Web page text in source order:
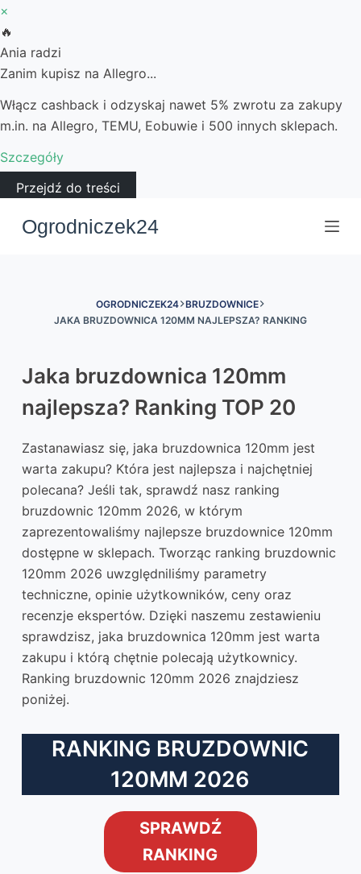
×
🔥
Ania radzi
Zanim kupisz na Allegro...
Włącz cashback i odzyskaj nawet 5% zwrotu za zakupy
m.in. na Allegro, TEMU, Eobuwie i 500 innych sklepach.
Szczegóły
Przejdź do treści
Ogrodniczek24
OGRODNICZEK24 BRUZDOWNICE
JAKA BRUZDOWNICA 120MM NAJLEPSZA? RANKING
Jaka bruzdownica 120mm
najlepsza? Ranking TOP 20
Zastanawiasz się, jaka bruzdownica 120mm jest
warta zakupu? Która jest najlepsza i najchętniej
polecana? Jeśli tak, sprawdź nasz ranking
bruzdownic 120mm 2026, w którym
zaprezentowaliśmy najlepsze bruzdownice 120mm
dostępne w sklepach. Tworząc ranking bruzdownic
120mm 2026 uwzględniliśmy parametry
techniczne, opinie użytkowników, ceny oraz
recenzje ekspertów. Dzięki naszemu zestawieniu
sprawdzisz, jaka bruzdownica 120mm jest warta
zakupu i którą chętnie polecają użytkownicy.
Ranking bruzdownic 120mm 2026 znajdziesz
poniżej.
RANKING BRUZDOWNIC
120MM 2026
SPRAWDŹ
RANKING